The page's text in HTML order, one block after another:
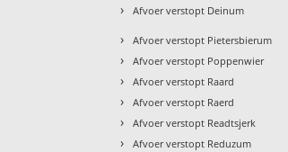
› Afvoer verstopt Deinum
› Afvoer verstopt Pietersbierum
› Afvoer verstopt Poppenwier
› Afvoer verstopt Raard
› Afvoer verstopt Raerd
› Afvoer verstopt Readtsjerk
› Afvoer verstopt Reduzum